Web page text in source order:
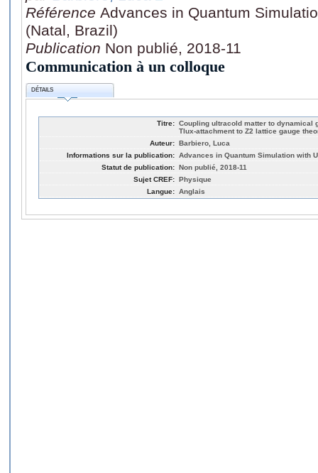
Référence Advances in Quantum
(Natal, Brazil)
Publication Non publié, 2018-11
Communication à un colloque
DÉTAILS
Titre: Coupling ultracold matter to dynamical
Tlux-attachment to Z2 lattice gauge
Auteur: Barbiero, Luca
Informations sur la publication: Advances in Quantum Simulation with
Statut de publication: Non publié, 2018-11
Sujet CREF: Physique
Langue: Anglais